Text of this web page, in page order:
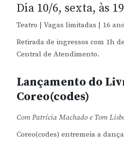
Dia 10/6, sexta, às
Teatro | Vagas limitadas | 16
Retirada de ingressos com 1h
Central de Atendimento.
Lançamento do
Coreo(codes)
Com Patrícia Machado e Tom
Coreo(codes) entremeia a